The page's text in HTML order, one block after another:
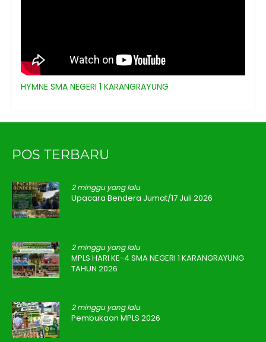
HYMNE SMA NEGERI 1 KARANGRAYUNG
POS TERBARU
2 minggu yang lalu
Upacara Bendera Jumat/17 Juli 2026
2 minggu yang lalu
MPLS HARI KE-4 SMA NEGERI 1 KARANGRAYUNG
TAHUN 2026
2 minggu yang lalu
Pembukaan MPLS 2026